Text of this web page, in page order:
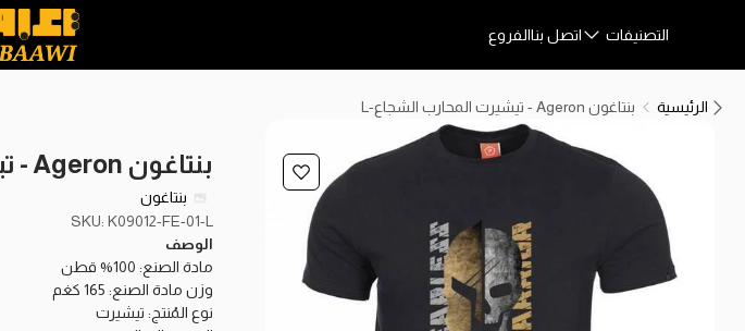
التصنيفات اتصل بناالفروع
الرئيسية بنتاغون Ageron - تيشيرت المحارب الشجاع-L
بنتاغون Ageron - تيشيرت المحارب الشجاع-L
بنتاغون
SKU: K09012-FE-01-L
الوصف
مادة الصنع: 100% قطن
وزن مادة الصنع: 165 كغم
نوع المُنتج: تيشيرت